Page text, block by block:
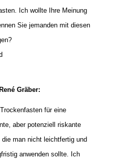
Ich wollte Ihre Meinung
Sie jemanden mit diesen
Gräber:
für eine
aber potenziell riskante
die man nicht leichtfertig und
anwenden sollte. Ich